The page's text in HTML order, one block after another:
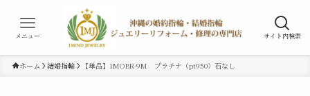
サイト内検索
メニュー
ホーム 結婚指輪 【単品】1MOBR-9M プラチナ（pt950）石なし